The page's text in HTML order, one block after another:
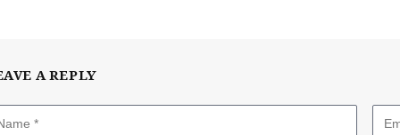
A REPLY